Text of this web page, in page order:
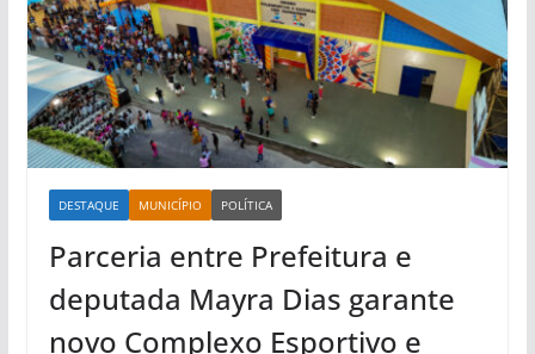
DESTAQUE MUNICÍPIO POLÍTICA
Parceria entre Prefeitura e
deputada Mayra Dias garante
novo Complexo Esportivo e